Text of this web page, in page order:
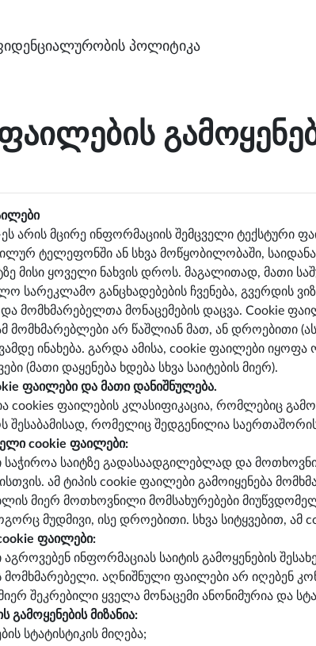
პოლიტიკა
არის მცირე ინფორმაციის შემცველი ტექსტური
ტელეფონში ან სხვა მოწყობილობაში,
მისი ყოველი ნახვის დროს. მაგალითად, მათი
სარეკლამო განცხადებების ჩვენება, გვერდის
მომხმარებელთა მონაცემების დაცვა. Cookie
მომხმარებლები არ წაშლიან მათ, ან დროებითი
ინახება. გარდა ამისა, cookie ფაილები
(მათი დაყენება ხდება სხვა საიტების მიერ).
ფაილები და მათი დანიშნულება.
cookies ფაილების კლასიფიკაცია, რომლებიც
შესაბამისად, რომელიც შედგენილია
cookie ფაილები:
საჭიროა საიტზე გადასაადგილებლად და
ამ ტიპის cookie ფაილები გამოიყენება
მიერ მოთხოვნილი მომსახურებები
მუდმივი, ისე დროებითი. სხვა სიტყვებით, ამ
ფაილები:
ინფორმაციას საიტის გამოყენების
მომხმარებელი. აღნიშნული ფაილები არ იღებენ
შეკრებილი ყველა მონაცემი ანონიმურია და
გამოყენების მიზანია:
სტატისტიკის მიღება;